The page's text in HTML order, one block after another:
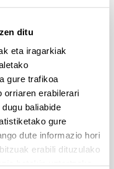
ditu
eta iragarkiak
gure trafikoa
orriaren erabilerari
baliabide
gure
dute informazio hori
erabili dituzulako
batekin uztartzeko.
edo eskaera
erantzun